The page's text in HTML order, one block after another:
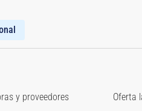
y proveedores Oferta